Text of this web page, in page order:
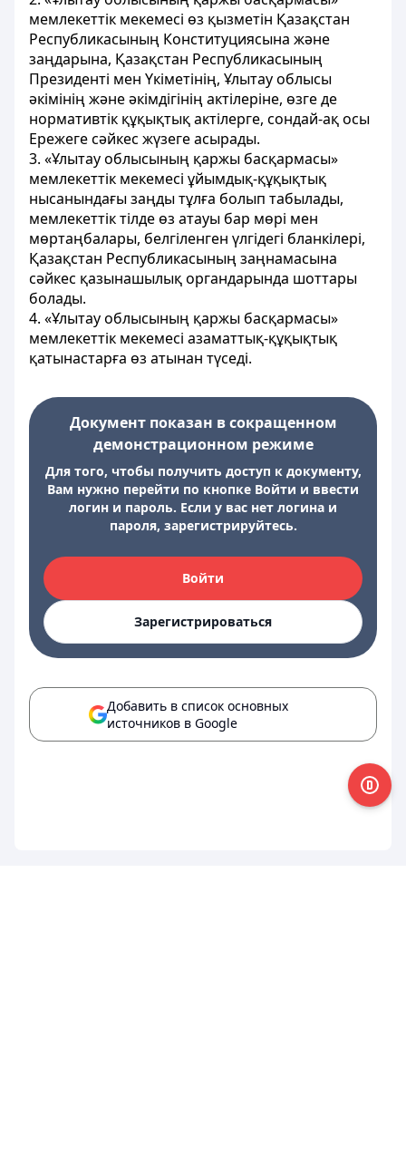
мемлекеттік мекемесі өз қызметін Қазақстан
Республикасының Конституциясына және
заңдарына, Қазақстан Республикасының
Президенті мен Үкіметінің, Ұлытау облысы
әкімінің және әкімдігінің актілеріне, өзге де
нормативтік құқықтық актілерге, сондай-ақ осы
Ережеге сәйкес жүзеге асырады.
3. «Ұлытау облысының қаржы басқармасы»
мемлекеттік мекемесі ұйымдық-құқықтық
нысанындағы заңды тұлға болып табылады,
мемлекеттік тілде өз атауы бар мөрі мен
мөртаңбалары, белгіленген үлгідегі бланкілері,
Қазақстан Республикасының заңнамасына
сәйкес қазынашылық органдарында шоттары
болады.
4. «Ұлытау облысының қаржы басқармасы»
мемлекеттік мекемесі азаматтық-құқықтық
қатынастарға өз атынан түседі.
Документ показан в сокращенном
демонстрационном режиме
Для того, чтобы получить доступ к документу,
Вам нужно перейти по кнопке Войти и ввести
логин и пароль. Если у вас нет логина и
пароля, зарегистрируйтесь.
Войти
Зарегистрироваться
Добавить в список основных
источников в Google